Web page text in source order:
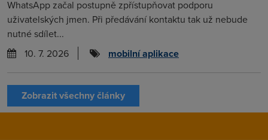
WhatsApp začal postupně zpřístupňovat podporu
uživatelských jmen. Při předávání kontaktu tak už nebude
nutné sdílet...
10. 7. 2026
mobilní aplikace
Zobrazit všechny články